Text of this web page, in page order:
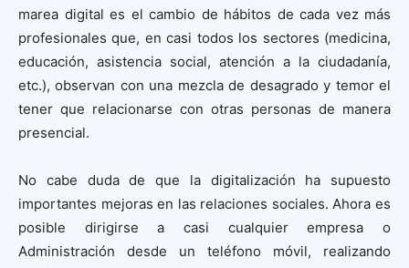
marea digital es el cambio de hábitos de cada vez más
profesionales que, en casi todos los sectores (medicina,
educación, asistencia social, atención a la ciudadanía,
etc.), observan con una mezcla de desagrado y temor el
tener que relacionarse con otras personas de manera
presencial.
No cabe duda de que la digitalización ha supuesto
importantes mejoras en las relaciones sociales. Ahora es
posible dirigirse a casi cualquier empresa o
Administración desde un teléfono móvil, realizando